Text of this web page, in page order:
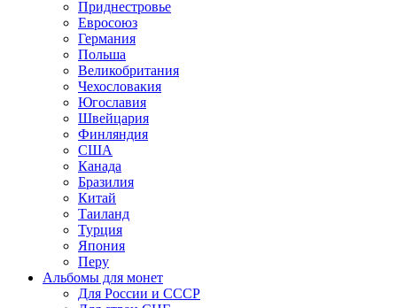
Приднестровье
Евросоюз
Германия
Польша
Великобритания
Чехословакия
Югославия
Швейцария
Финляндия
США
Канада
Бразилия
Китай
Таиланд
Турция
Япония
Перу
Альбомы для монет
Для России и СССР